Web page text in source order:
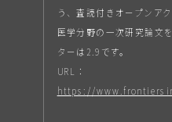
う、査読付きオープンア
医学分野の一次研究論文
ターは2.9です。
URL：
https://